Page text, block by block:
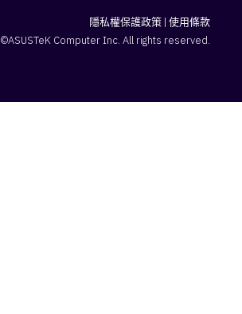
隱私權保護政策 使用條款
©ASUSTeK Computer Inc. All rights reserved.